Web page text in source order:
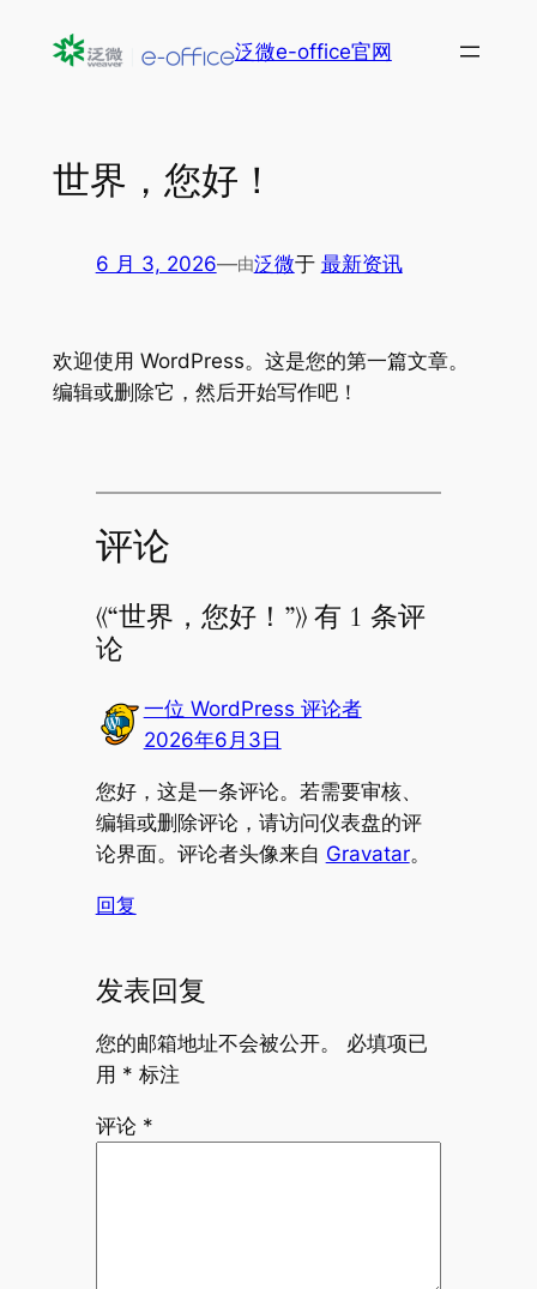
泛微e-office官网
世界，您好！
6 月 3, 2026—由泛微于 最新资讯
欢迎使用 WordPress。这是您的第一篇文章。
编辑或删除它，然后开始写作吧！
评论
《“世界，您好！”》 有 1 条评
论
一位 WordPress 评论者
2026年6月3日
您好，这是一条评论。若需要审核、
编辑或删除评论，请访问仪表盘的评
论界面。评论者头像来自 Gravatar。
回复
发表回复
您的邮箱地址不会被公开。
必填项已
用 * 标注
评论 *